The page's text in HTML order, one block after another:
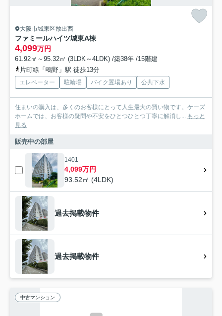
大阪市城東区放出西
ファミールハイツ城東A棟
4,099万円
61.92㎡～95.32㎡ (3LDK～4LDK) /築38年 /15階建
片町線「鴫野」駅 徒歩13分
エレベーター 駐輪場 バイク置場あり 公共下水
住まいの購入は、多くのお客様にとって人生最大の買い物です。ケーズ
ホームでは、お客様の疑問や不安をひとつひとつ丁寧に解消し... もっと
見る
販売中の部屋
1401
4,099万円
93.52㎡ (4LDK)
過去掲載物件
過去掲載物件
中古マンション